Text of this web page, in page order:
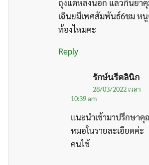
ถุงแต่หลั่งนอก แล้วกินยา
เฉินยมีเพศสัมพันธ์6ชม หนู
ท้องไหมคะ
Reply
รักษ์นรีคลินิก
28/03/2022 เวลา
10:39 am
แนะนำเข้ามาปรึกษา
หมอในรายละเอียดค่ะ
คนไข้